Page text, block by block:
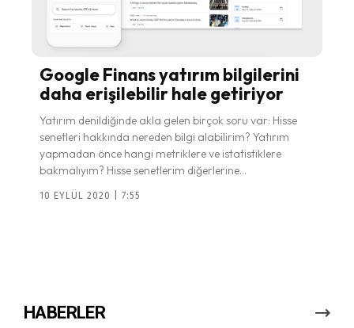
Google Finans yatırım bilgilerini
daha erişilebilir hale getiriyor
Yatırım denildiğinde akla gelen birçok soru var: Hisse
senetleri hakkında nereden bilgi alabilirim? Yatırım
yapmadan önce hangi metriklere ve istatistiklere
bakmalıyım? Hisse senetlerim diğerlerine...
10 EYLÜL 2020 | 7:55
HABERLER